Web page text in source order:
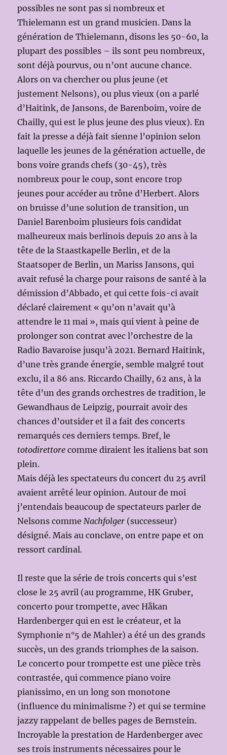
possibles ne sont pas si nombreux et
Thielemann est un grand musicien. Dans la
génération de Thielemann, disons les 50-60, la
plupart des possibles – ils sont peu nombreux,
sont déjà pourvus, ou n’ont aucune chance.
Alors on va chercher ou plus jeune (et
justement Nelsons), ou plus vieux (on a parlé
d’Haitink, de Jansons, de Barenboim, voire de
Chailly, qui est le plus jeune des plus vieux). En
fait la presse a déjà fait sienne l’opinion selon
laquelle les jeunes de la génération actuelle, de
bons voire grands chefs (30-45), très
nombreux pour le coup, sont encore trop
jeunes pour accéder au trône d’Herbert. Alors
on bruisse d’une solution de transition, un
Daniel Barenboim plusieurs fois candidat
malheureux mais berlinois depuis 20 ans à la
tête de la Staastkapelle Berlin, et de la
Staatsoper de Berlin, un Mariss Jansons, qui
avait refusé la charge pour raisons de santé à la
démission d’Abbado, et qui cette fois-ci avait
déclaré clairement « qu’on n’avait qu’à
attendre le 11 mai », mais qui vient à peine de
prolonger son contrat avec l’orchestre de la
Radio Bavaroise jusqu’à 2021. Bernard Haitink,
d’une très grande énergie, semble malgré tout
exclu, il a 86 ans. Riccardo Chailly, 62 ans, à la
tête d’un des grands orchestres de tradition, le
Gewandhaus de Leipzig, pourrait avoir des
chances d’outsider et il a fait des concerts
remarqués ces derniers temps. Bref, le
totodirettore comme diraient les italiens bat son
plein.
Mais déjà les spectateurs du concert du 25 avril
avaient arrêté leur opinion. Autour de moi
j’entendais beaucoup de spectateurs parler de
Nelsons commeNachfolger (successeur)
désigné. Mais au conclave, on entre pape et on
ressort cardinal.
Il reste que la série de trois concerts qui s’est
close le 25 avril (au programme, HK Gruber,
concerto pour trompette, avec Håkan
Hardenberger qui en est le créateur, et la
Symphonie n°5 de Mahler) a été un des grands
succès, un des grands triomphes de la saison.
Le concerto pour trompette est une pièce très
contrastée, qui commence piano voire
pianissimo, en un long son monotone
(influence du minimalisme ?) et qui se termine
jazzy rappelant de belles pages de Bernstein.
Incroyable la prestation de Hardenberger avec
ses trois instruments nécessaires pour le